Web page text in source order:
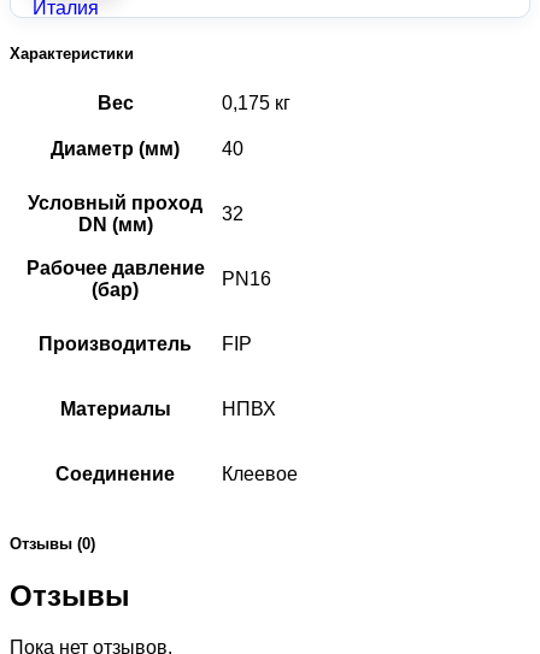
Характеристики
Вес 0,175 кг
Диаметр (мм) 40
Условный проход
DN (мм)
32
Рабочее давление
(бар)
PN16
Производитель FIP
Материалы НПВХ
Соединение Клеевое
Отзывы (0)
Отзывы
Пока нет отзывов.